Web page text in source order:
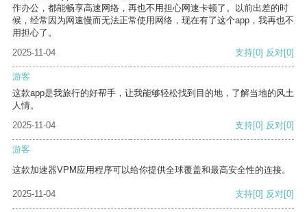
作办公，都能畅享高速网络，再也不用担心网速卡顿了。以前出差的时
候，经常因为网速慢而无法正常使用网络，现在有了这个app，我再也不
用担心了。
2025-11-04
支持[0] 反对[0]
游客
这款app是我旅行的好帮手，让我能够轻松找到目的地，了解当地的风土
人情。
2025-11-04
支持[0] 反对[0]
游客
这款加速器VPM应用程序可以给你提供全球覆盖和最高安全性的连接。
2025-11-04 支持[0] 反对[0]